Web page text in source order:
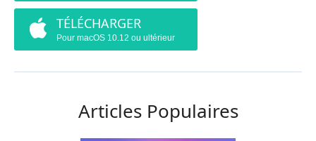
TÉLÉCHARGER
Pour macOS 10.12 ou ultérieur
Articles Populaires